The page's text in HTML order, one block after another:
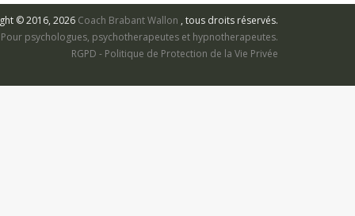
© 2016, 2026 Coach Brabant Wallon , tous droits réservés.
psychologues, psychotherapeutes et hypnotherapeutes.
RGPD - Politique de Protection de la Vie Privée